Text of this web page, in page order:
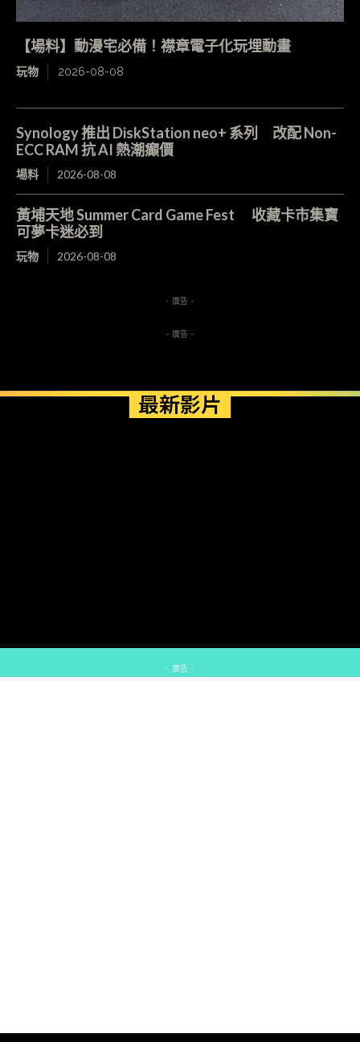
【場料】動漫宅必備！襟章電子化玩埋動畫
玩物 2026-08-08
Synology 推出 DiskStation neo+ 系列 改配 Non-
ECC RAM 抗 AI 熱潮癲價
場料 2026-08-08
黃埔天地 Summer Card Game Fest 收藏卡市集寶
可夢卡迷必到
玩物 2026-08-08
- 廣告 -
- 廣告 -
最新影片
- 廣告 -